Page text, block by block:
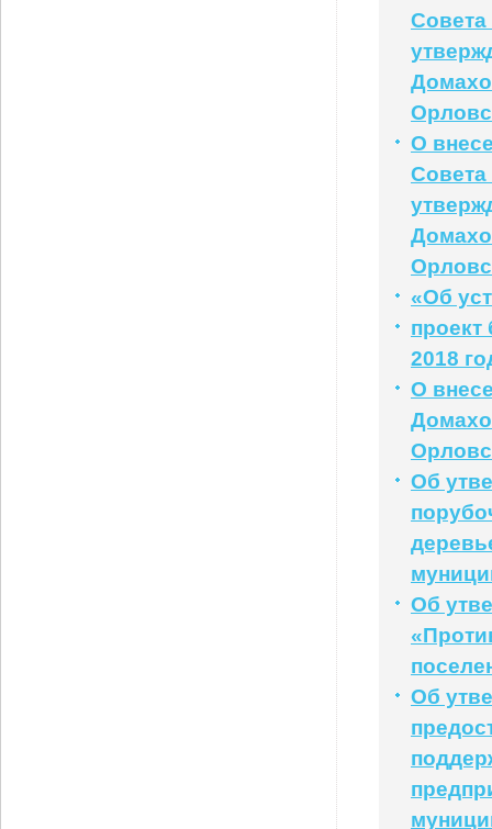
Совета
О
Совета
«Об
проект
2018
О
Об
Об
Об